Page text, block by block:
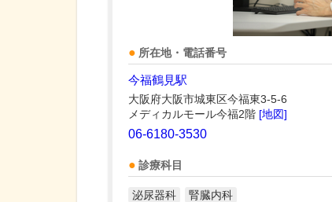
所在地・電話番号
今福鶴見駅
大阪府大阪市城東区今福東3-5-6
メディカルモール今福2階 [地図]
06-6180-3530
診療科目
泌尿器科 腎臓内科